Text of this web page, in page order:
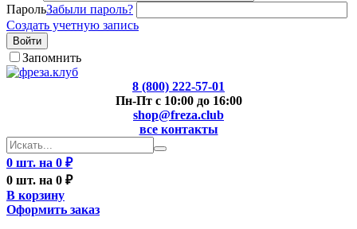
ПарольЗабыли пароль?
Создать учетную запись
Войти
Запомнить
8 (800) 222-57-01
Пн-Пт с 10:00 до 16:00
shop@freza.club
все контакты
0 шт. на 0 ₽
0 шт. на 0 ₽
В корзину
Оформить заказ